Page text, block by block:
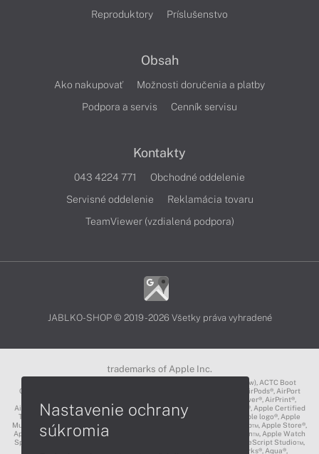
Reproduktory
Príslušenstvo
Obsah
Ako nakupovať
Možnosti doručenia a platby
Podpora a servis
Cenník servisu
Kontakty
043 4224 771
Obchodné oddelenie
Servisné oddelenie
Reklamácia tovaru
TeamViewer (vzdialená podpora)
JABLKO-SHOP © 2019 - 2026 Všetky práva vyhradené
trademarks of Apple Inc.
3D Touch®, .Mac℠, ACOT2℠, ACOT℠ (Apple Classrooms of Tomorrow), ACTC Boot
Camp℠, AirDrop®, AirMac®, AirPlay Logo™, AirPlay®, AirPods Pro™, AirPods®, AirPort
Express®, AirPort Extreme®, AirPort Time Capsule®, AirPort®, AirPower®, AirPrint®,
AirTunes™, Animoji®, Aperture®, App Nap®, App Store®, Apple CarPlay®, Apple Certified
Trainer℠, Apple Cinema Display®, Apple Consultants Network℠, Apple logo®, Apple
Music®, Apple News®, Apple Pay®, Apple Pencil®, Apple Remote Desktop™, Apple Store®,
Apple Studio Display™, Apple TV®, Apple Wallet™, Apple Watch Edition™, Apple Watch
Sport™, Apple Watch®, Apple®, Apple®, AppleCare®, AppleLink™, AppleScript Studio™,
AppleScript®, AppleShare®, AppleTalk®, AppleVision™, AppleWorks®, Aqua®,
Nastavenie ochrany
súkromia